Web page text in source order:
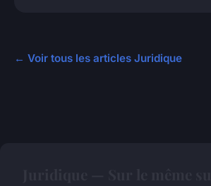
← Voir tous les articles Juridique